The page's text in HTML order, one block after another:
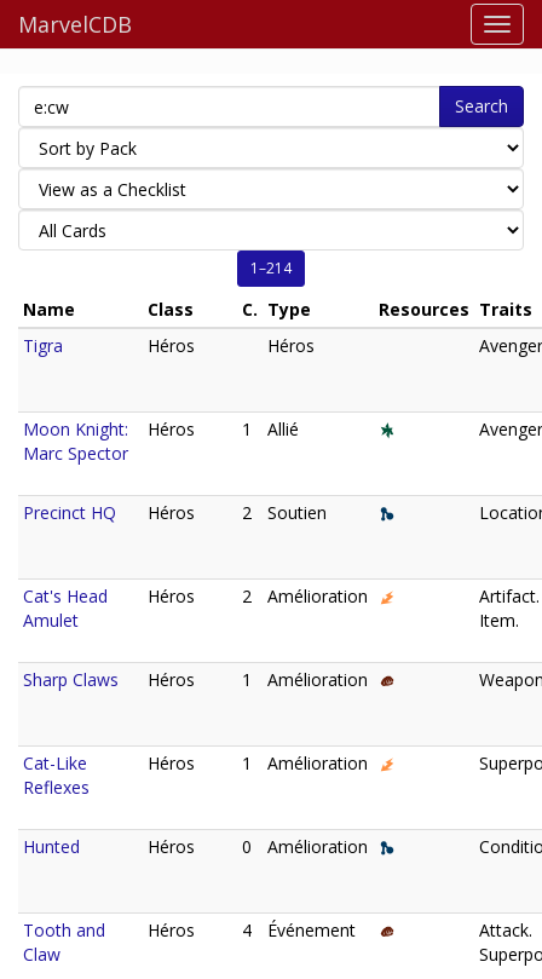
MarvelCDB
Search
1–214
Name Class C. Type Resources Traits
Tigra
Héros Héros
Moon Knight:
Marc Spector
Héros 1 Allié
Precinct HQ Héros 2 Soutien
Cat's Head
Amulet
Héros 2 Amélioration
Artifact.
Item.
Sharp Claws Héros 1 Amélioration
Cat-Like
Reflexes
Héros 1 Amélioration
Hunted Héros 0 Amélioration
Tooth and
Claw
Héros 4 Événement
Attack.